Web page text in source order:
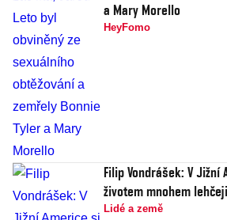
a Mary Morello
HeyFomo
Filip Vondrášek: V
životem mnohem
Lidé a země